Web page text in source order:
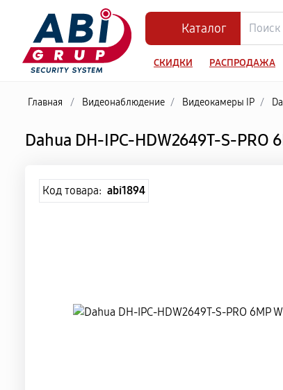
Каталог
СКИДКИ РАСПРОДАЖА
Главная / Видеонаблюдение / Видеокамеры IP /
Dahua DH-IPC-HDW2649T-S-PRO
Код товара: abi1894